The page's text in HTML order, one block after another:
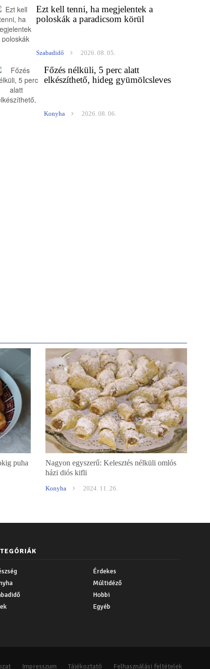
Ezt kell tenni, ha megjelentek a
poloskák a paradicsom körül
Szabadidő 2026. 08. 05.
Főzés nélküli, 5 perc alatt
elkészíthető, hideg gyümölcsleves
Konyha 2026. 08. 06.
puha
Nagyon egyszerű: Kelesztés nélküli omlós
házi diós kifli
Konyha 2024. 11. 26.
Érdekes
Múltidéző
Hobbi
Egyéb
Impresszum Tájékoztató Felhasználási feltételek